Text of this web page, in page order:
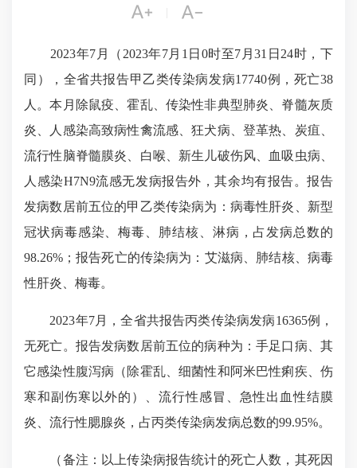
 
2023年7月（2023年7月1日0时至7月31日24时，下
同），全省共报告甲乙类传染病发病17740例，死亡38
人。本月除鼠疫、霍乱、传染性非典型肺炎、脊髓灰质
炎、人感染高致病性禽流感、狂犬病、登革热、炭疽、
流行性脑脊髓膜炎、白喉、新生儿破伤风、血吸虫病、
人感染H7N9流感无发病报告外，其余均有报告。报告
发病数居前五位的甲乙类传染病为：病毒性肝炎、新型
冠状病毒感染、梅毒、肺结核、淋病，占发病总数的
98.26%；报告死亡的传染病为：艾滋病、肺结核、病毒
性肝炎、梅毒。
2023年7月，全省共报告丙类传染病发病16365例，
无死亡。报告发病数居前五位的病种为：手足口病、其
它感染性腹泻病（除霍乱、细菌性和阿米巴性痢疾、伤
寒和副伤寒以外的）、流行性感冒、急性出血性结膜
炎、流行性腮腺炎，占丙类传染病发病总数的99.95%。
（备注：以上传染病报告统计的死亡人数，其死因